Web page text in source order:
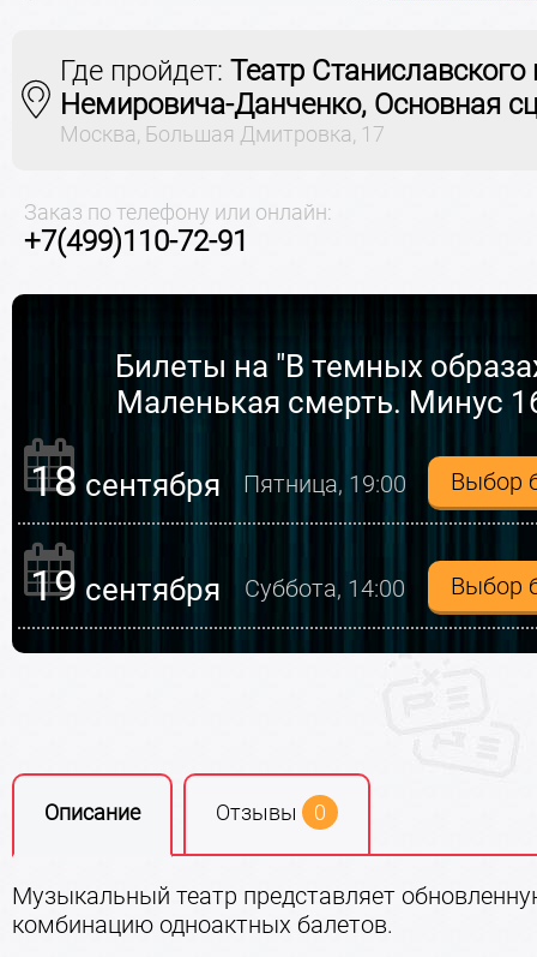
Где пройдет: Театр Станиславского
Немировича-Данченко, Основная
Москва, Большая Дмитровка, 17
Заказ по телефону или онлайн:
+7(499)110-72-91
Билеты на "В темных
Маленькая смерть. Минус
18 сентября Пятница, 19:00 Выбор
19 сентября Суббота, 14:00 Выбор
Описание Отзывы 0
Музыкальный театр представляет
комбинацию одноактных балетов.